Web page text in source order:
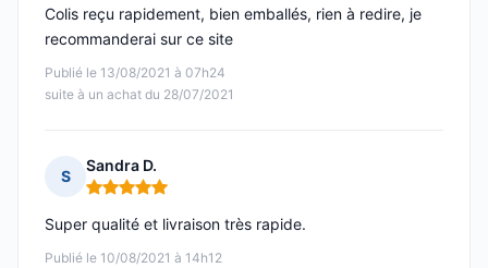
Publié le 13/08/2021 à 07h24
suite à un achat du 28/07/2021
Colis reçu rapidement, bien emballés, rien à redire, je
recommanderai sur ce site
S
Sandra D.
Note : 5 sur 5
Publié le 10/08/2021 à 14h12
Super qualité et livraison très rapide.